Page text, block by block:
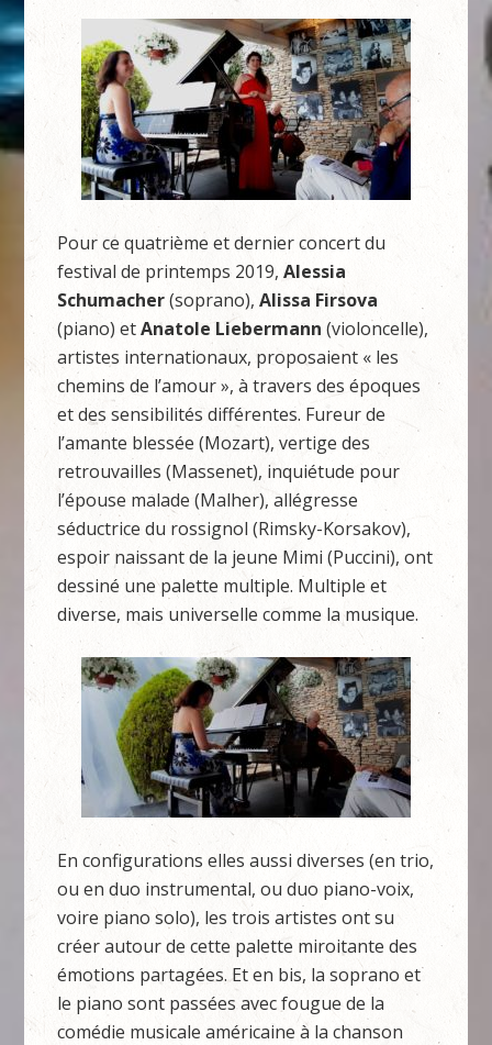
Pour ce quatrième et dernier concert du
festival de printemps 2019,Alessia
Schumacher(soprano),Alissa Firsova
(piano) etAnatole Liebermann (violoncelle),
artistes internationaux, proposaient « les
chemins de l’amour », à travers des époques
et des sensibilités différentes. Fureur de
l’amante blessée (Mozart), vertige des
retrouvailles (Massenet), inquiétude pour
l’épouse malade (Malher), allégresse
séductrice du rossignol (Rimsky-Korsakov),
espoir naissant de la jeune Mimi (Puccini), ont
dessiné une palette multiple. Multiple et
diverse, mais universelle comme la musique.
En configurations elles aussi diverses (en trio,
ou en duo instrumental, ou duo piano-voix,
voire piano solo), les trois artistes ont su
créer autour de cette palette miroitante des
émotions partagées. Et en bis, la soprano et
le piano sont passées avec fougue de la
comédie musicale américaine à la chanson